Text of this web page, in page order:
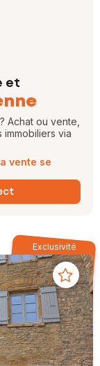
et
Achat ou vente,
via
vente se
Exclusivité